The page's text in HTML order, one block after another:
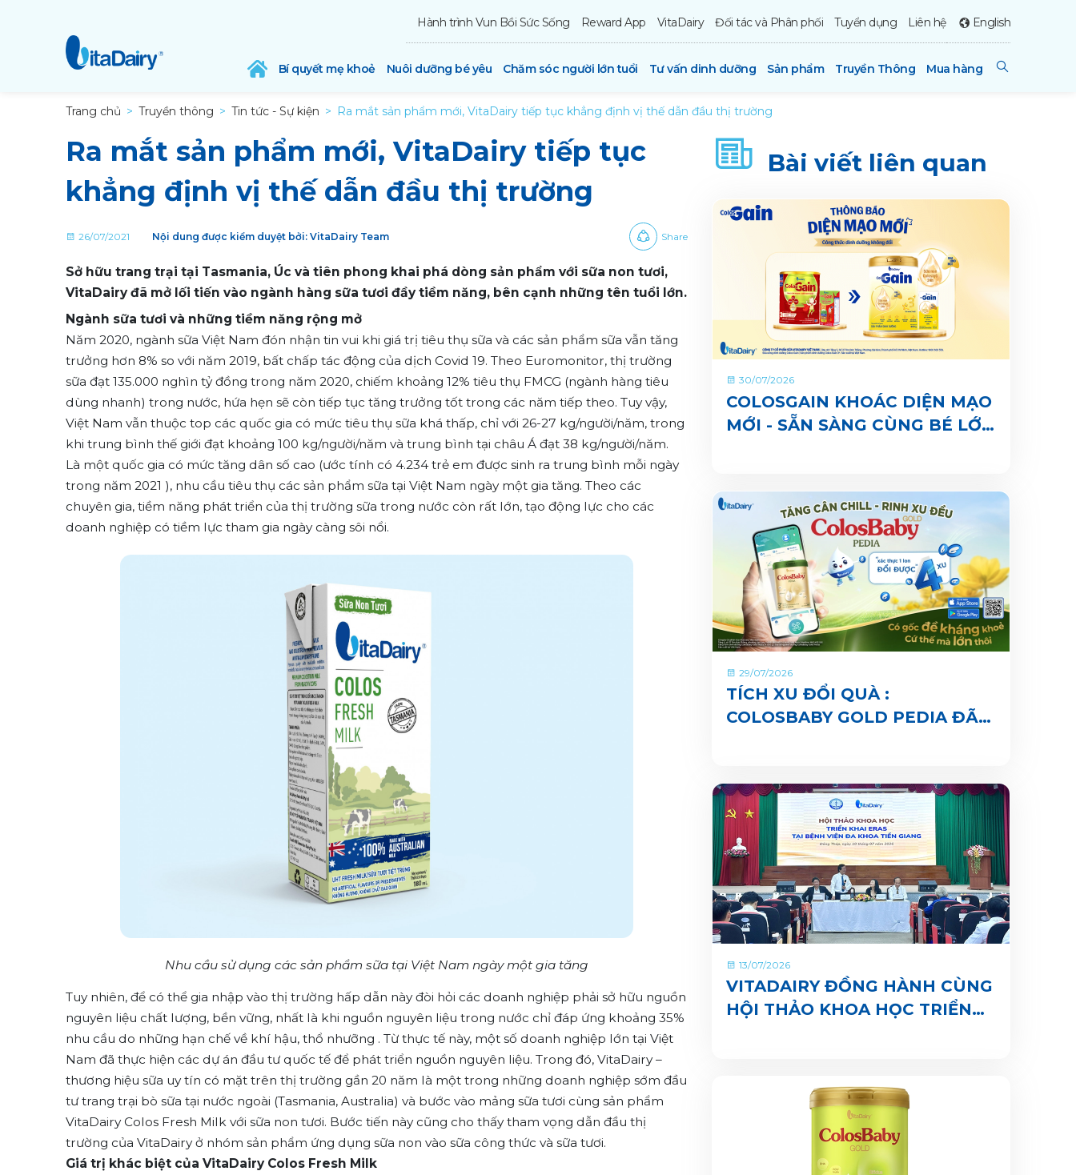
Hành trình Vun Bồi Sức Sống Reward App VitaDairy Đối tác và Phân phối Tuyển dụng Liên hệ English
Bí quyết mẹ khoẻ Nuôi dưỡng bé yêu Chăm sóc người lớn tuổi Tư vấn dinh dưỡng Sản phẩm Truyền Thông Mua hàng
Trang chủ Truyền thông Tin tức - Sự kiện Ra mắt sản phẩm mới, VitaDairy tiếp tục khẳng định vị thế dẫn đầu thị trường
Ra mắt sản phẩm mới, VitaDairy tiếp tục
khẳng định vị thế dẫn đầu thị trường
26/07/2021 Nội dung được kiểm duyệt bởi: VitaDairy Team Share
Sở hữu trang trại tại Tasmania, Úc và tiên phong khai phá dòng sản phẩm với sữa non tươi,
VitaDairy đã mở lối tiến vào ngành hàng sữa tươi đầy tiềm năng, bên cạnh những tên tuổi lớn.
Ngành sữa tươi và những tiềm năng rộng mở
Năm 2020, ngành sữa Việt Nam đón nhận tin vui khi giá trị tiêu thụ sữa và các sản phẩm sữa vẫn tăng
trưởng hơn 8% so với năm 2019, bất chấp tác động của dịch Covid 19. Theo Euromonitor, thị trường
sữa đạt 135.000 nghìn tỷ đồng trong năm 2020, chiếm khoảng 12% tiêu thụ FMCG (ngành hàng tiêu
dùng nhanh) trong nước, hứa hẹn sẽ còn tiếp tục tăng trưởng tốt trong các năm tiếp theo. Tuy vậy,
Việt Nam vẫn thuộc top các quốc gia có mức tiêu thụ sữa khá thấp, chỉ với 26-27 kg/người/năm, trong
khi trung bình thế giới đạt khoảng 100 kg/người/năm và trung bình tại châu Á đạt 38 kg/người/năm.
Là một quốc gia có mức tăng dân số cao (ước tính có 4.234 trẻ em được sinh ra trung bình mỗi ngày
trong năm 2021 ), nhu cầu tiêu thụ các sản phẩm sữa tại Việt Nam ngày một gia tăng. Theo các
chuyên gia, tiềm năng phát triển của thị trường sữa trong nước còn rất lớn, tạo động lực cho các
doanh nghiệp có tiềm lực tham gia ngày càng sôi nổi.
Nhu cầu sử dụng các sản phẩm sữa tại Việt Nam ngày một gia tăng
Tuy nhiên, để có thể gia nhập vào thị trường hấp dẫn này đòi hỏi các doanh nghiệp phải sở hữu nguồn
nguyên liệu chất lượng, bền vững, nhất là khi nguồn nguyên liệu trong nước chỉ đáp ứng khoảng 35%
nhu cầu do những hạn chế về khí hậu, thổ nhưỡng . Từ thực tế này, một số doanh nghiệp lớn tại Việt
Nam đã thực hiện các dự án đầu tư quốc tế để phát triển nguồn nguyên liệu. Trong đó, VitaDairy –
thương hiệu sữa uy tín có mặt trên thị trường gần 20 năm là một trong những doanh nghiệp sớm đầu
tư trang trại bò sữa tại nước ngoài (Tasmania, Australia) và bước vào mảng sữa tươi cùng sản phẩm
VitaDairy Colos Fresh Milk với sữa non tươi. Bước tiến này cũng cho thấy tham vọng dẫn đầu thị
trường của VitaDairy ở nhóm sản phẩm ứng dụng sữa non vào sữa công thức và sữa tươi.
Giá trị khác biệt của VitaDairy Colos Fresh Milk
Bài viết liên quan
30/07/2026
COLOSGAIN KHOÁC DIỆN MẠO
MỚI - SẴN SÀNG CÙNG BÉ LỚN
29/07/2026
TÍCH XU ĐỔI QUÀ :
COLOSBABY GOLD PEDIA ĐÃ
MUỖNG NHẬN QUÀ CHUNG
TAY VUN BỒI HÀNH TINH
XANH
13/07/2026
VITADAIRY ĐỒNG HÀNH CÙNG
HỘI THẢO KHOA HỌC TRIỂN